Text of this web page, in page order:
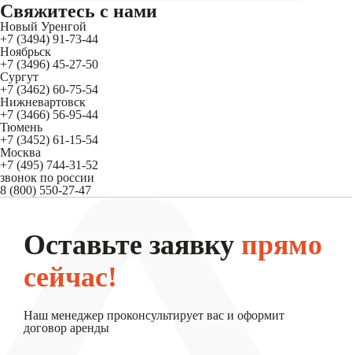
Свяжитесь с нами
Новый Уренгой
+7 (3494) 91-73-44
Ноябрьск
+7 (3496) 45-27-50
Сургут
+7 (3462) 60-75-54
Нижневартовск
+7 (3466) 56-95-44
Тюмень
+7 (3452) 61-15-54
Москва
+7 (495) 744-31-52
звонок по россии
8 (800) 550-27-47
Оставьте заявку прямо
сейчас!
Наш менеджер проконсультирует вас и оформит
договор аренды